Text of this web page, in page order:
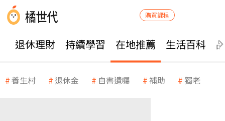
購買課程
退休理財 持續學習 在地推薦 生活百科
養生村 退休金 自書遺囑 補助 獨老